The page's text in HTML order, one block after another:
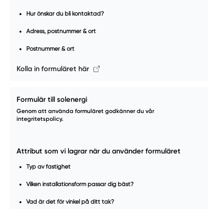
Hur önskar du bli kontaktad?
Adress, postnummer & ort
Postnummer & ort
Kolla in formuläret här
Formulär till solenergi
Genom att använda formuläret godkänner du vår
integritetspolicy.
Attribut som vi lagrar när du använder formuläret
Typ av fastighet
Vilken installationsform passar dig bäst?
Vad är det för vinkel på ditt tak?